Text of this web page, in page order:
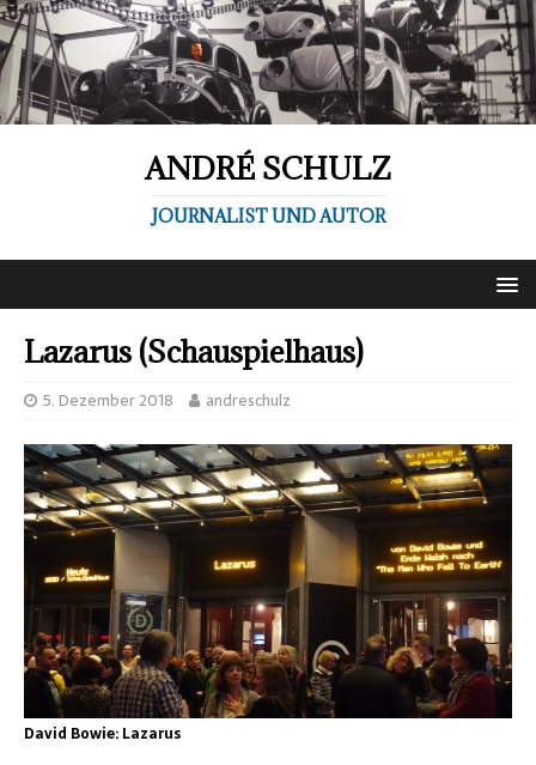
ANDRÉ SCHULZ
JOURNALIST UND AUTOR
Lazarus (Schauspielhaus)
5. Dezember 2018 andreschulz
David Bowie: Lazarus